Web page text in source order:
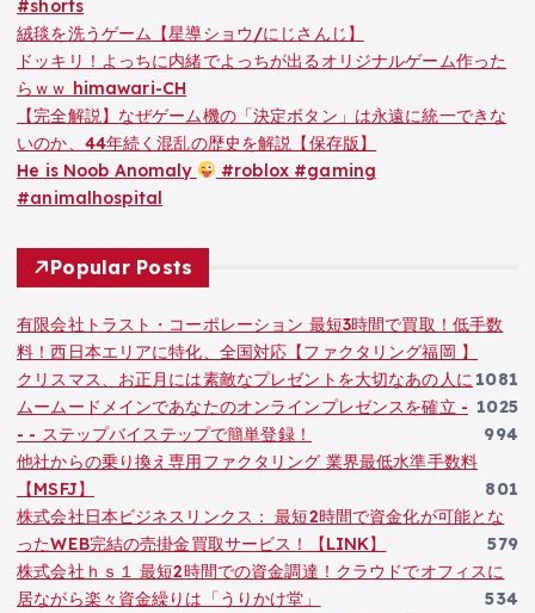
#shorts
絨毯を洗うゲーム【星導ショウ/にじさんじ】
ドッキリ！よっちに内緒でよっちが出るオリジナルゲーム作った
らｗｗ himawari-CH
【完全解説】なぜゲーム機の「決定ボタン」は永遠に統一できな
いのか、44年続く混乱の歴史を解説【保存版】
He is Noob Anomaly
#roblox #gaming
#animalhospital
Popular Posts
有限会社トラスト・コーポレーション 最短3時間で買取！低手数
料！西日本エリアに特化、全国対応【ファクタリング福岡 】
1081
クリスマス、お正月には素敵なプレゼントを大切なあの人に
1025
ムームードメインであなたのオンラインプレゼンスを確立 -
- - ステップバイステップで簡単登録！
994
他社からの乗り換え専用ファクタリング 業界最低水準手数料
【MSFJ】
801
株式会社日本ビジネスリンクス： 最短2時間で資金化が可能とな
ったWEB完結の売掛金買取サービス！【LINK】
579
株式会社ｈｓ１ 最短2時間での資金調達！クラウドでオフィスに
居ながら楽々資金繰りは「うりかけ堂」
534